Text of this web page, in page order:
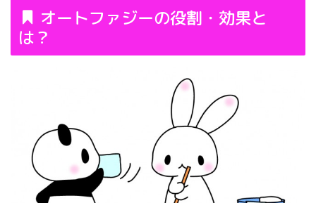
オートファジーの役割・効果と
は？